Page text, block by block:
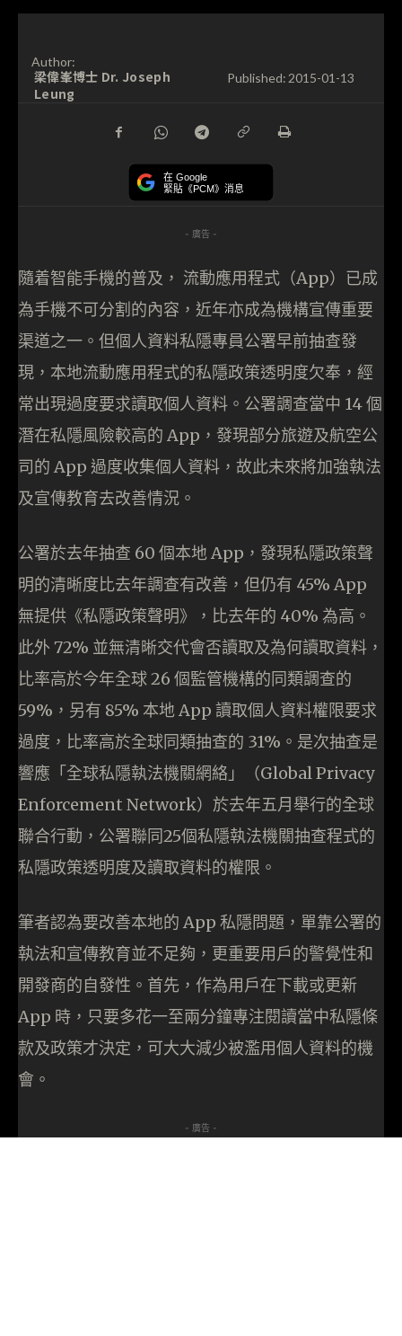
Author:
梁偉峯博士 Dr. Joseph
Leung
Published: 2015-01-13
在 Google
緊貼《PCM》消息
- 廣告 -
隨着智能手機的普及， 流動應用程式（App）已成
為手機不可分割的內容，近年亦成為機構宣傳重要
渠道之一。但個人資料私隱專員公署早前抽查發
現，本地流動應用程式的私隱政策透明度欠奉，經
常出現過度要求讀取個人資料。公署調查當中 14 個
潛在私隱風險較高的 App，發現部分旅遊及航空公
司的 App 過度收集個人資料，故此未來將加強執法
及宣傳教育去改善情況。
公署於去年抽查 60 個本地 App，發現私隱政策聲
明的清晰度比去年調查有改善，但仍有 45% App
無提供《私隱政策聲明》，比去年的 40% 為高。
此外 72% 並無清晰交代會否讀取及為何讀取資料，
比率高於今年全球 26 個監管機構的同類調查的
59%，另有 85% 本地 App 讀取個人資料權限要求
過度，比率高於全球同類抽查的 31%。是次抽查是
響應「全球私隱執法機關網絡」（Global Privacy
Enforcement Network）於去年五月舉行的全球
聯合行動，公署聯同25個私隱執法機關抽查程式的
私隱政策透明度及讀取資料的權限。
筆者認為要改善本地的 App 私隱問題，單靠公署的
執法和宣傳教育並不足夠，更重要用戶的警覺性和
開發商的自發性。首先，作為用戶在下載或更新
App 時，只要多花一至兩分鐘專注閱讀當中私隱條
款及政策才決定，可大大減少被濫用個人資料的機
會。
- 廣告 -